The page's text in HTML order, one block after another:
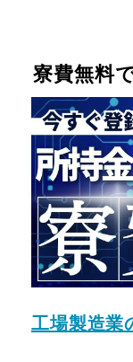
寮費無料
工場製造業